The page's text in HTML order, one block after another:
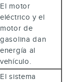
El motor
eléctrico y el
motor de
gasolina dan
energía al
vehículo.
El sistema